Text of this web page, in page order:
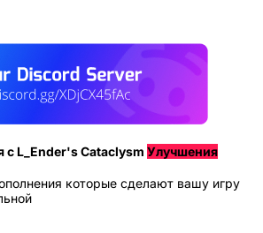
с L_Ender's Cataclysm Улучшения
которые сделают вашу игру